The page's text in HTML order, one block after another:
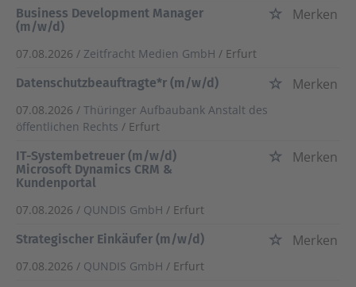
Business Development Manager
(m/w/d)
Merken
07.08.2026 / Zeitfracht Medien GmbH / Erfurt
Datenschutzbeauftragte*r (m/w/d)
Merken
07.08.2026 / Thüringer Aufbaubank Anstalt des
öffentlichen Rechts / Erfurt
IT-Systembetreuer (m/w/d)
Microsoft Dynamics CRM &
Kundenportal
Merken
07.08.2026 / QUNDIS GmbH / Erfurt
Strategischer Einkäufer (m/w/d)
Merken
07.08.2026 / QUNDIS GmbH / Erfurt